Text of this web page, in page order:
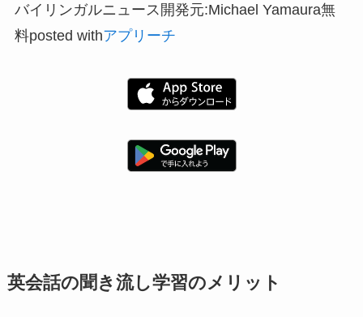
バイリンガルニュース開発元:Michael Yamaura無
料posted withアプリーチ
英会話の聞き流し学習のメリット